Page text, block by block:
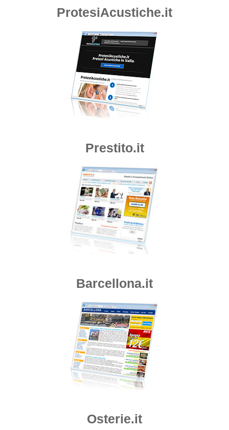
ProtesiAcustiche.it
Prestito.it
Barcellona.it
Osterie.it